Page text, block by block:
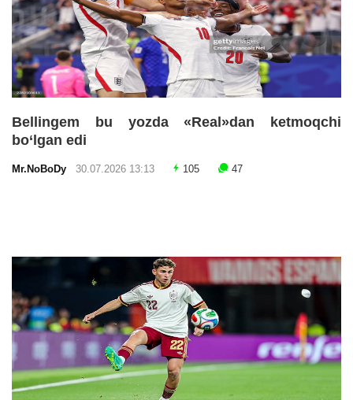
Bellingem bu yozda «Real»dan ketmoqchi
bo‘lgan edi
Mr.NoBoDy 30.07.2026 13:13 105 47